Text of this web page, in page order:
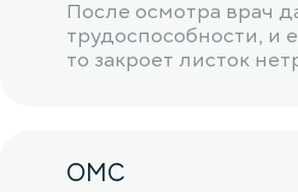
После осмотра врач
трудоспособности, и
то закроет листок
ОМС